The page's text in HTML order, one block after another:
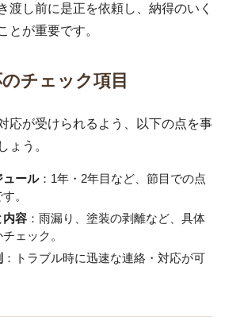
渡し前に是正を依頼し、納得のいく
とが重要です。
チェック項目
応が受けられるよう、以下の点を事
ょう。
ュール：1年・2年目など、節目での点
。
内容 ：雨漏り、塗装の剥離など、具体
ェック。
：トラブル時に迅速な連絡・対応が可